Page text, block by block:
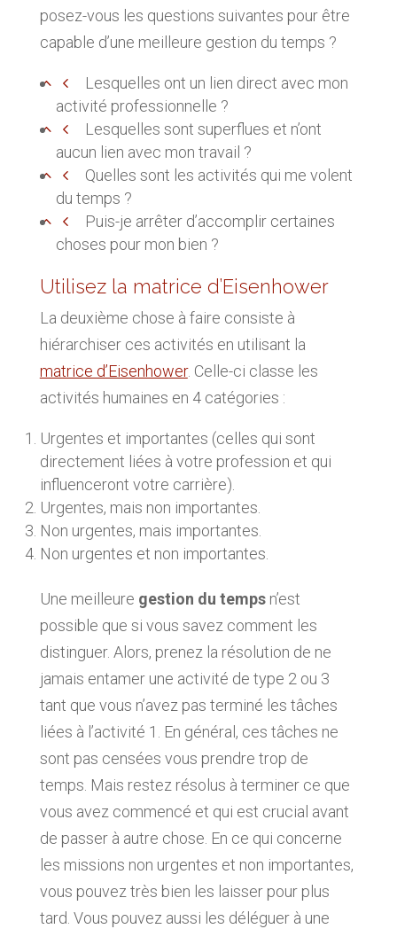
posez-vous les questions suivantes pour être
capable d’une meilleure gestion du temps ?
Lesquelles ont un lien direct avec mon
activité professionnelle ?
Lesquelles sont superflues et n’ont
aucun lien avec mon travail ?
Quelles sont les activités qui me volent
du temps ?
Puis-je arrêter d’accomplir certaines
choses pour mon bien ?
Utilisez la matrice d’Eisenhower
La deuxième chose à faire consiste à
hiérarchiser ces activités en utilisant la
matrice d’Eisenhower. Celle-ci classe les
activités humaines en 4 catégories :
Urgentes et importantes (celles qui sont
directement liées à votre profession et qui
influenceront votre carrière).
Urgentes, mais non importantes.
Non urgentes, mais importantes.
Non urgentes et non importantes.
Une meilleure gestion du tempsn’est
possible que si vous savez comment les
distinguer. Alors, prenez la résolution de ne
jamais entamer une activité de type 2 ou 3
tant que vous n’avez pas terminé les tâches
liées à l’activité 1. En général, ces tâches ne
sont pas censées vous prendre trop de
temps. Mais restez résolus à terminer ce que
vous avez commencé et qui est crucial avant
de passer à autre chose. En ce qui concerne
les missions non urgentes et non importantes,
vous pouvez très bien les laisser pour plus
tard. Vous pouvez aussi les déléguer à une